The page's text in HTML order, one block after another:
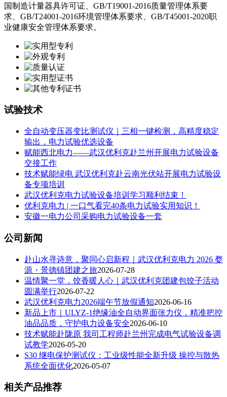
国制造计量器具许可证、GB/T19001-2016质量管理体系要
求、GB/T24001-2016环境管理体系要求、GB/T45001-2020职
业健康安全管理体系要求。
试验技术
全自动变压器变比测试仪｜三相一键检测，高精度稳定
输出，电力试验优选设备
赋能西北电力——武汉优利克赴兰州开展电力试验设备
交接工作
技术赋能绿电 武汉优利克赴云南光伏站开展电力试验设
备专项培训
武汉优利克电力试验设备培训学习顺利结束！
优利克电力 | 一口气看完40条电力试验实用知识！
安徽一电力公司采购电力试验设备一套
公司新闻
赴山水寻诗意，聚同心启新程｜武汉优利克电力 2026 婺
源・景德镇团建之旅2026-07-28
温情聚一堂，饺香暖人心｜武汉优利克团建包饺子活动
圆满举行2026-07-22
武汉优利克电力2026端午节放假通知2026-06-16
新品上市｜ULYZ-1绝缘油全自动界面张力仪，精准把控
油品品质，守护电力设备安全2026-06-10
技术赋能赴陇原 我司工程师赴兰州完成电气试验设备调
试教学2026-05-20
S30 继电保护测试仪：工业级性能全新升级 操控与散热
系统全面优化2026-05-07
相关产品推荐